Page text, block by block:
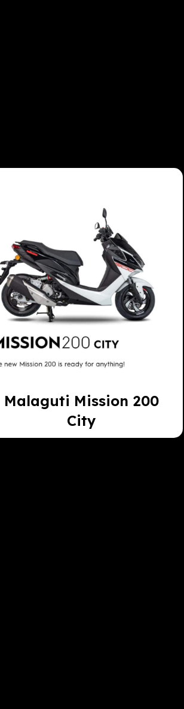
Malaguti Mission 200
City